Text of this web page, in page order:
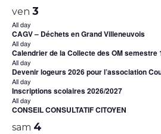
ven 3
All day
CAGV – Déchets en Grand Villeneuvois
All day
Calendrier de la Collecte des OM semestre
All day
Devenir logeurs 2026 pour l’association
All day
Inscriptions scolaires 2026/2027
All day
CONSEIL CONSULTATIF CITOYEN
sam 4